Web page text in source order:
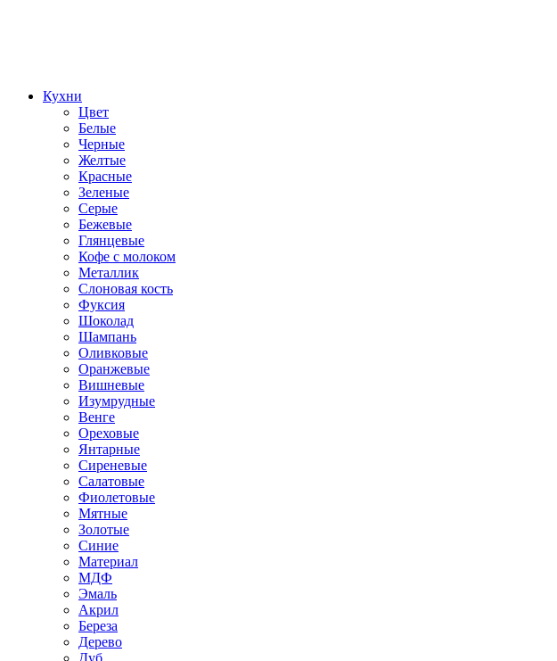
Кухни
Цвет
Белые
Черные
Желтые
Красные
Зеленые
Серые
Бежевые
Глянцевые
Кофе с молоком
Металлик
Слоновая кость
Фуксия
Шоколад
Шампань
Оливковые
Оранжевые
Вишневые
Изумрудные
Венге
Ореховые
Янтарные
Сиреневые
Салатовые
Фиолетовые
Мятные
Золотые
Синие
Материал
МДФ
Эмаль
Акрил
Береза
Дерево
Дуб